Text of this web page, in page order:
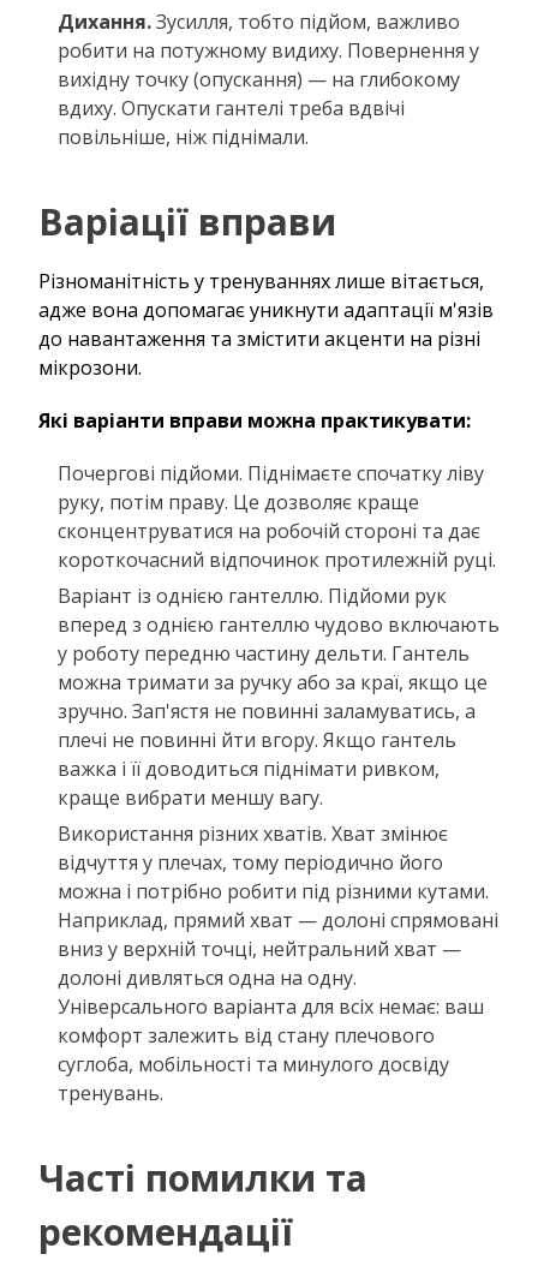
Дихання.Зусилля, тобто підйом, важливо
робити на потужному видиху. Повернення у
вихідну точку (опускання) — на глибокому
вдиху. Опускати гантелі треба вдвічі
повільніше, ніж піднімали.
Варіації вправи
Різноманітність у тренуваннях лише вітається,
адже вона допомагає уникнути адаптації м'язів
до навантаження та змістити акценти на різні
мікрозони.
Які варіанти вправи можна практикувати:
Почергові підйоми. Піднімаєте спочатку ліву
руку, потім праву. Це дозволяє краще
сконцентруватися на робочій стороні та дає
короткочасний відпочинок протилежній руці.
Варіант із однією гантеллю. Підйоми рук
вперед з однією гантеллю чудово включають
у роботу передню частину дельти. Гантель
можна тримати за ручку або за краї, якщо це
зручно. Зап'ястя не повинні заламуватись, а
плечі не повинні йти вгору. Якщо гантель
важка і її доводиться піднімати ривком,
краще вибрати меншу вагу.
Використання різних хватів. Хват змінює
відчуття у плечах, тому періодично його
можна і потрібно робити під різними кутами.
Наприклад, прямий хват — долоні спрямовані
вниз у верхній точці, нейтральний хват —
долоні дивляться одна на одну.
Універсального варіанта для всіх немає: ваш
комфорт залежить від стану плечового
суглоба, мобільності та минулого досвіду
тренувань.
Часті помилки та
рекомендації